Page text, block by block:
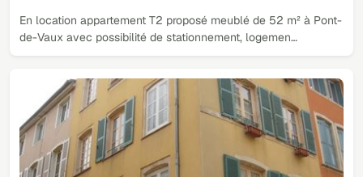
En location appartement T2 proposé meublé de 52 m² à Pont-
de-Vaux avec possibilité de stationnement, logemen…